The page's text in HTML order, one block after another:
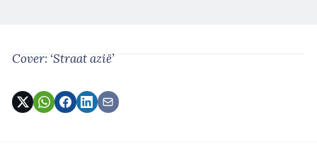
Cover: ‘Straat azië’